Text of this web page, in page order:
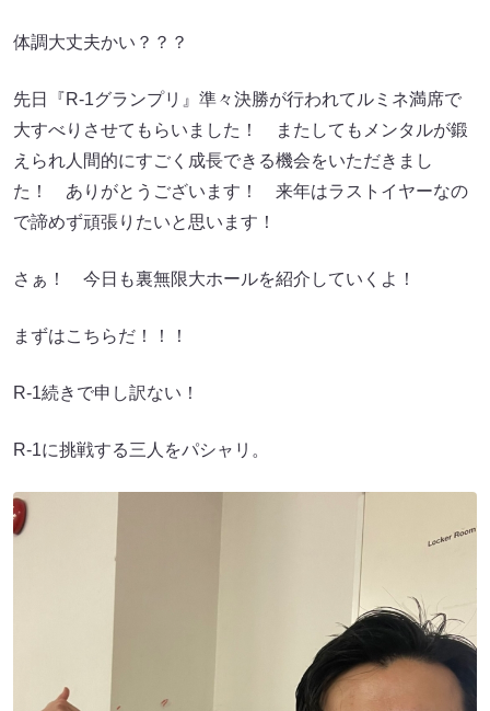
体調大丈夫かい？？？
先日『R-1グランプリ』準々決勝が行われてルミネ満席で
大すべりさせてもらいました！ またしてもメンタルが鍛
えられ人間的にすごく成長できる機会をいただきまし
た！ ありがとうございます！ 来年はラストイヤーなの
で諦めず頑張りたいと思います！
さぁ！ 今日も裏無限大ホールを紹介していくよ！
まずはこちらだ！！！
R-1続きで申し訳ない！
R-1に挑戦する三人をパシャリ。